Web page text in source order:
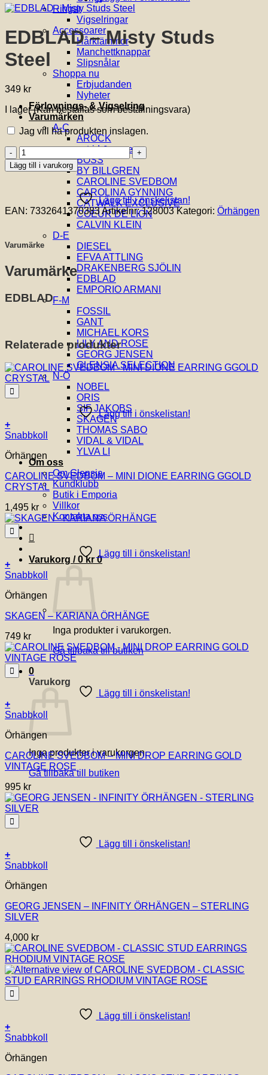
Ringar
Vigselringar
Accessoarer
Hårklämmor
Manchettknappar
Slipsnålar
Shoppa nu
Erbjudanden
Nyheter
Förlovnings- & Vigselring
Varumärken
A-C
AROCK
astrid & agnes
BOSS
BY BILLGREN
CAROLINE SVEDBOM
CAROLINA GYNNING
CATWALK EXCLUSIVE
COEUR DE LION
CALVIN KLEIN
D-E
DIESEL
EFVA ATTLING
DRAKENBERG SJÖLIN
EDBLAD
EMPORIO ARMANI
F-M
FOSSIL
GANT
MICHAEL KORS
LILY AND ROSE
GEORG JENSEN
GLENSIA SELECTION
N-Ö
NOBEL
ORIS
SIF JAKOBS
SKAGEN
THOMAS SABO
VIDAL & VIDAL
YLVA LI
Om oss
Om Glensia
Kundklubb
Butik i Emporia
Villkor
Kontakta oss
Varukorg /0kr 0
Inga produkter i varukorgen.
Gå tillbaka till butiken
0
Varukorg
Inga produkter i varukorgen.
Gå tillbaka till butiken
EDBLAD – Misty Studs
Steel
349 kr
I lager (Kan beställas som beställningsvara)
Jag vill ha produkten inslagen.
EDBLAD
-
Misty
mängd
Lägg till i varukorg
Lägg till i önskelistan!
EAN: 7332641370383Artikelnr:128003 Kategori: Örhängen
Varumärke
Varumärke
EDBLAD
Relaterade produkter
Lägg till i önskelistan!
+
Snabbkoll
Örhängen
CAROLINE SVEDBOM – MINI DIONE EARRING GGOLD
CRYSTAL
1,495 kr
Lägg till i önskelistan!
+
Snabbkoll
Örhängen
SKAGEN – KARIANA ÖRHÄNGE
749 kr
Lägg till i önskelistan!
+
Snabbkoll
Örhängen
CAROLINE SVEDBOM – MINI DROP EARRING GOLD
VINTAGE ROSE
995 kr
Lägg till i önskelistan!
+
Snabbkoll
Örhängen
GEORG JENSEN – INFINITY ÖRHÄNGEN – STERLING
SILVER
4,000 kr
Lägg till i önskelistan!
+
Snabbkoll
Örhängen